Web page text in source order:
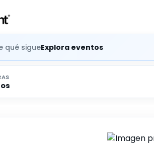
qué sigueExplora eventos